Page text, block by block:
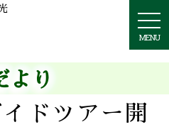
MENU
より
ドツアー開